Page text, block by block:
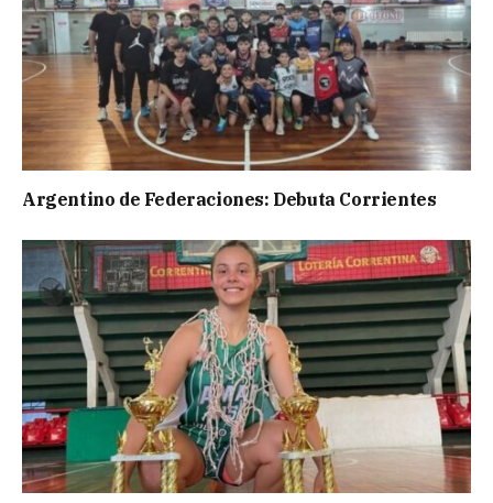
Argentino de Federaciones: Debuta Corrientes